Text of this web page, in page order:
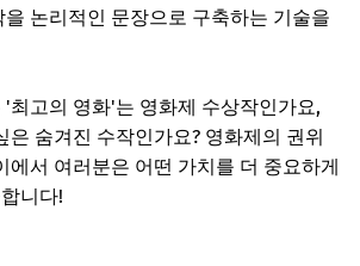
논리적인 문장으로 구축하는 기술을
최고의 영화'는 영화제 수상작인가요,
은 숨겨진 수작인가요? 영화제의 권위
에서 여러분은 어떤 가치를 더 중요하게
니다!